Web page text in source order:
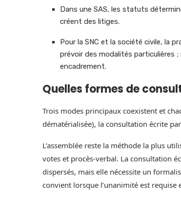
Dans une SAS, les statuts
créent des litiges.
Pour la SNC et la société civile, la
prévoir des modalités particulières
encadrement.
Quelles formes de
Trois modes principaux coexistent et
dématérialisée), la consultation écrite
L’assemblée reste la méthode la plus
votes et procès‑verbal. La consultation
dispersés, mais elle nécessite un
convient lorsque l’unanimité est